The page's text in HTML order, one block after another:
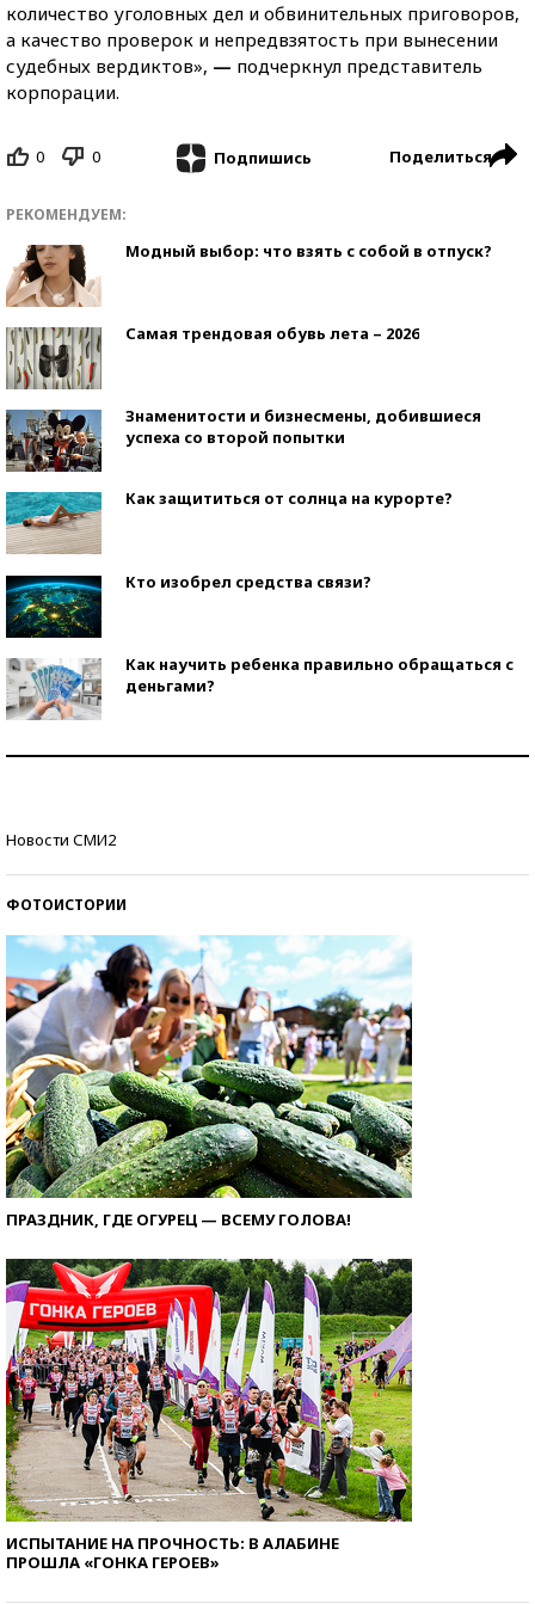
количество уголовных дел и обвинительных приговоров,
а качество проверок и непредвзятость при вынесении
судебных вердиктов», — подчеркнул представитель
корпорации.
0 0 Подпишись Поделиться
РЕКОМЕНДУЕМ:
Модный выбор: что взять с собой в отпуск?
Самая трендовая обувь лета – 2026
Знаменитости и бизнесмены, добившиеся
успеха со второй попытки
Как защититься от солнца на курорте?
Кто изобрел средства связи?
Как научить ребенка правильно обращаться с
деньгами?
Новости СМИ2
ФОТОИСТОРИИ
ПРАЗДНИК, ГДЕ ОГУРЕЦ — ВСЕМУ ГОЛОВА!
ИСПЫТАНИЕ НА ПРОЧНОСТЬ: В АЛАБИНЕ
ПРОШЛА «ГОНКА ГЕРОЕВ»